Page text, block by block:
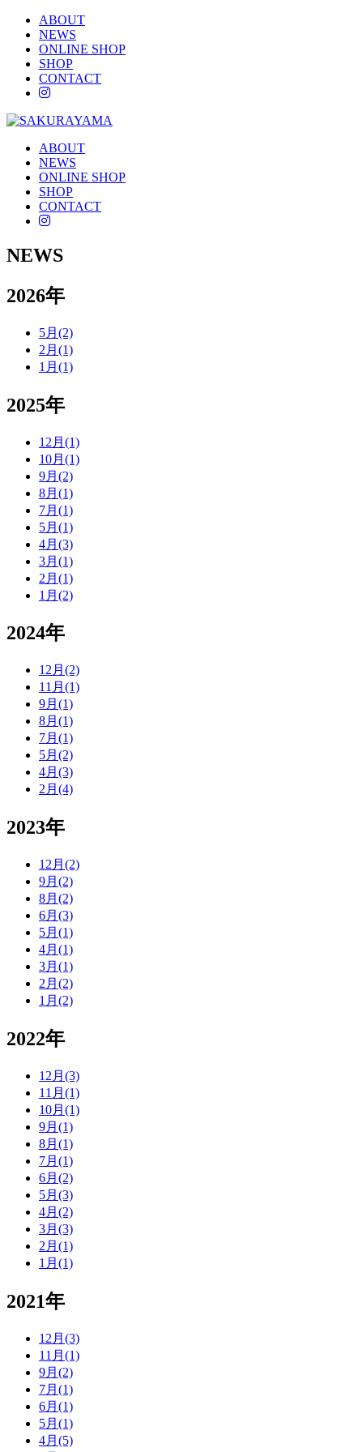
ABOUT
NEWS
ONLINE SHOP
SHOP
CONTACT
instagram
ABOUT
NEWS
ONLINE SHOP
SHOP
CONTACT
instagram
NEWS
2026年
5月(2)
2月(1)
1月(1)
2025年
12月(1)
10月(1)
9月(2)
8月(1)
7月(1)
5月(1)
4月(3)
3月(1)
2月(1)
1月(2)
2024年
12月(2)
11月(1)
9月(1)
8月(1)
7月(1)
5月(2)
4月(3)
2月(4)
2023年
12月(2)
9月(2)
8月(2)
6月(3)
5月(1)
4月(1)
3月(1)
2月(2)
1月(2)
2022年
12月(3)
11月(1)
10月(1)
9月(1)
8月(1)
7月(1)
6月(2)
5月(3)
4月(2)
3月(3)
2月(1)
1月(1)
2021年
12月(3)
11月(1)
9月(2)
7月(1)
6月(1)
5月(1)
4月(5)